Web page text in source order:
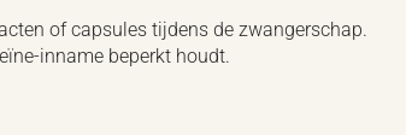
of capsules tijdens de zwangerschap.
inname beperkt houdt.